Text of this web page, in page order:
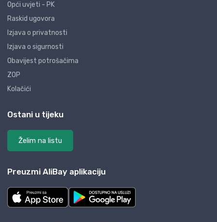
Opći uvjeti - PK
Raskid ugovora
Izjava o privatnosti
Izjava o sigurnosti
Obavijest potrošačima
ZOP
Kolačići
Ostani u tijeku
Želim na listu
Preuzmi AliBay aplikaciju